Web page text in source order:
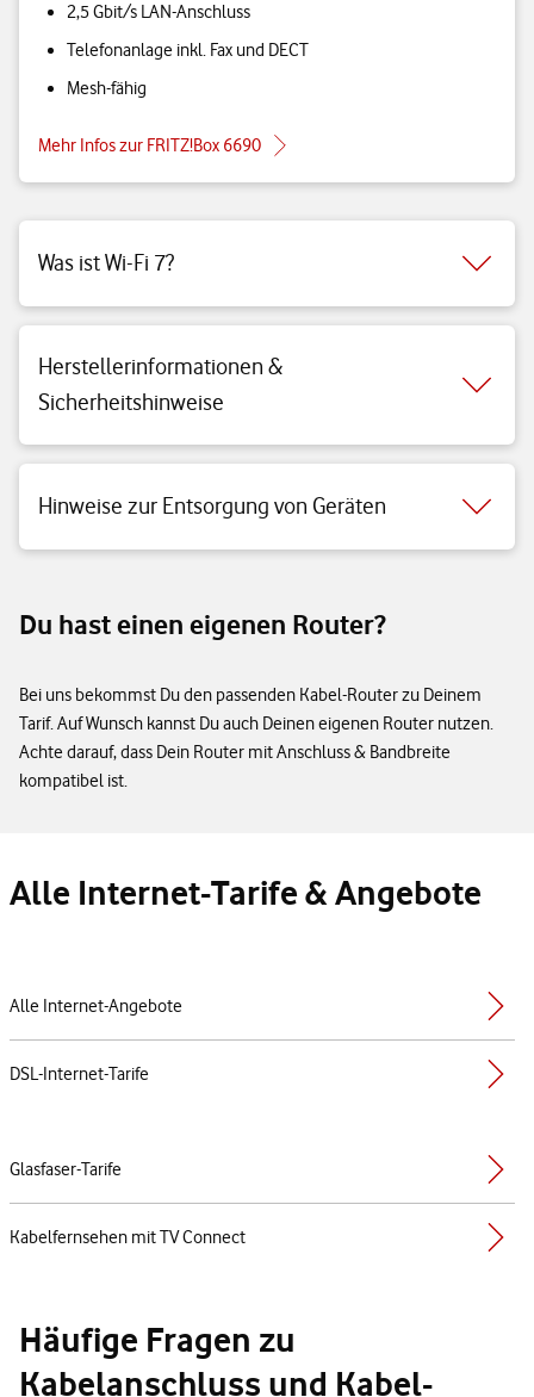
2,5 Gbit/s LAN-Anschluss
Telefonanlage inkl. Fax und DECT
Mesh-fähig
Mehr Infos zur FRITZ!Box 6690
Was ist Wi-Fi 7?
Herstellerinformationen &
Sicherheitshinweise
Hinweise zur Entsorgung von Geräten
Du hast einen eigenen Router?
Bei uns bekommst Du den passenden Kabel-Router zu Deinem
Tarif. Auf Wunsch kannst Du auch Deinen eigenen Router nutzen.
Achte darauf, dass Dein Router mit Anschluss & Bandbreite
kompatibel ist.
Alle Internet-Tarife & Angebote
Alle Internet-Angebote
DSL-Internet-Tarife
Glasfaser-Tarife
Kabelfernsehen mit TV Connect
Häufige Fragen zu
Kabelanschluss und Kabel-